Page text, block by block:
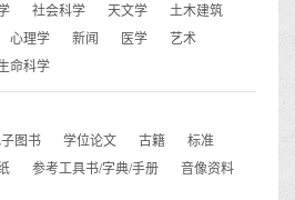
社会科学 天文学
土木建筑
心理学 新闻 医学
艺术
命科学
图书 学位论文 古籍
标准
参考工具书/字典/手册
音像资料